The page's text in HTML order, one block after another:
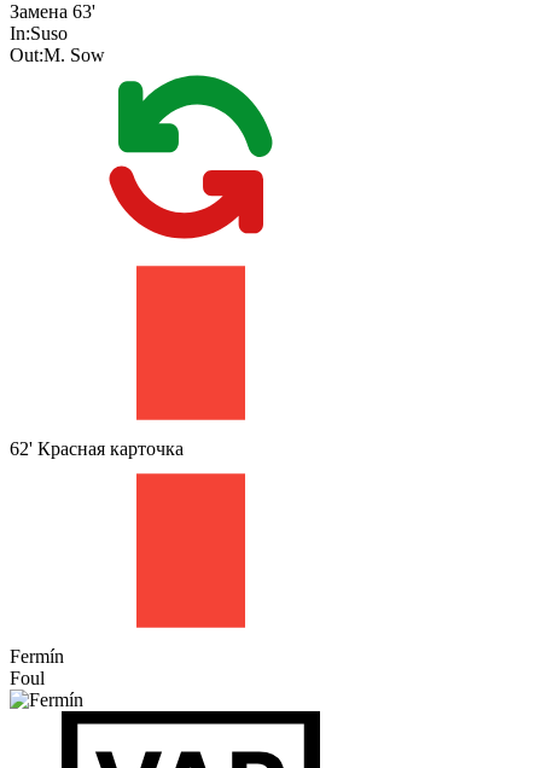
Замена 63'
In:Suso
Out:M. Sow
62' Красная карточка
Fermín
Foul